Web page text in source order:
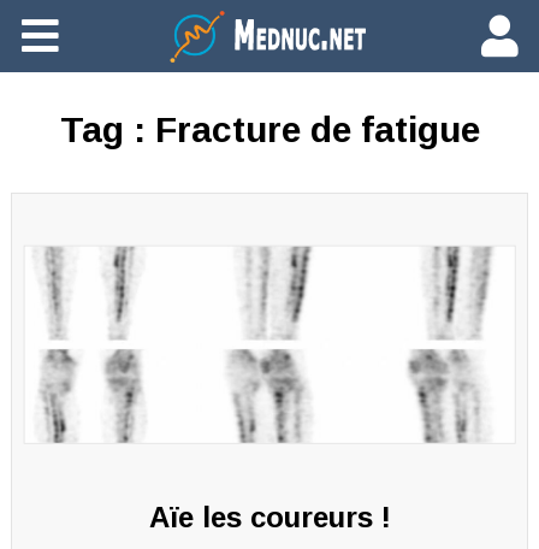
Ajouter du contenu
Tag : Fracture de fatigue
Aïe les coureurs !